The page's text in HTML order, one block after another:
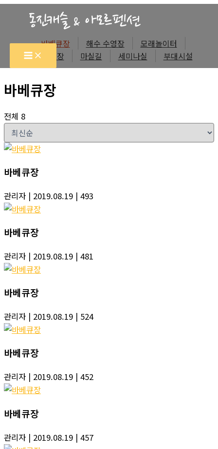
뛰
바베큐장 해수 수영장
모래놀이터
주변 체험장
마실길 세미나실 부대시설
바베큐장
전체 8
바베큐장
관리자 | 2019.08.19 | 493
바베큐장
관리자 | 2019.08.19 | 481
바베큐장
관리자 | 2019.08.19 | 524
바베큐장
관리자 | 2019.08.19 | 452
바베큐장
관리자 | 2019.08.19 | 457